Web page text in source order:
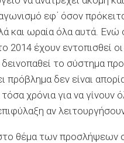
εφ΄ όσον
και ωραία όλα αυτά.
2014 έχουν εντοπισθεί οι
δεινοπαθεί το σύστημα
πρόβλημα δεν είναι
χρόνια για να γίνουν
αν
θέμα των προσλήψεων